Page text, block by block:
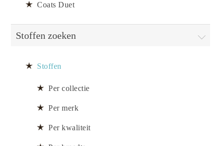
Coats Duet
Stoffen zoeken
Stoffen
Per collectie
Per merk
Per kwaliteit